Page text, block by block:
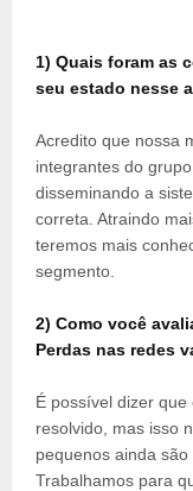
1) Quais foram as
seu estado nesse
Acredito que nossa
integrantes do
disseminando a
correta. Atraindo
teremos mais
segmento.
2) Como você
Perdas nas redes
É possível dizer
resolvido, mas isso
pequenos ainda
Trabalhamos para